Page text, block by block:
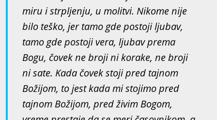
miru i strpljenju, u molitvi. Nikome nije
bilo teško, jer tamo gde postoji ljubav,
tamo gde postoji vera, ljubav prema
Bogu, čovek ne broji ni korake, ne broji
ni sate. Kada čovek stoji pred tajnom
Božijom, to jest kada mi stojimo pred
tajnom Božijom, pred živim Bogom,